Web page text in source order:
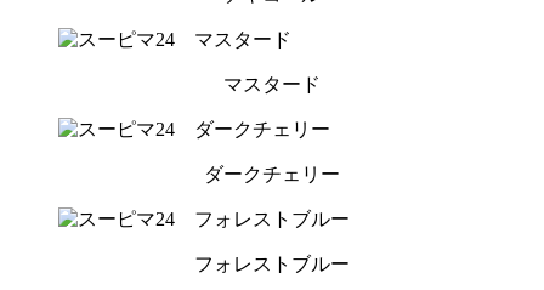
マスタード
ダークチェリー
フォレストブルー